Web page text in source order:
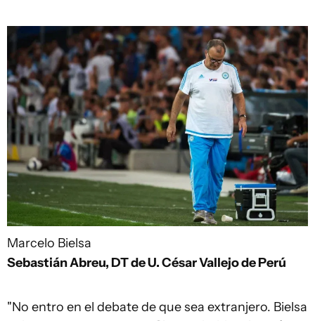
Marcelo Bielsa
Sebastián Abreu, DT de U. César Vallejo de Perú
"No entro en el debate de que sea extranjero. Bielsa